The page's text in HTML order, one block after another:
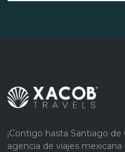
¡Contigo hasta Santiago
agencia de viajes